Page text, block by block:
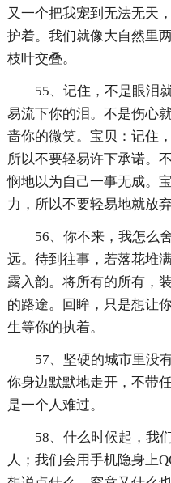
又一个把我宠到无法无天
护着。我们就像大自然里
枝叶交叠。
55、记住，不是眼泪
易流下你的泪。不是伤心
啬你的微笑。宝贝：记住
所以不要轻易许下承诺。
悯地以为自己一事无成。
力，所以不要轻易地就放弃
56、你不来，我怎么
远。待到往事，若落花堆
露入韵。将所有的所有，
的路途。回眸，只是想让
生等你的执着。
57、坚硬的城市里没
你身边默默地走开，不带
是一个人难过。
58、什么时候起，我
人；我们会用手机隐身上